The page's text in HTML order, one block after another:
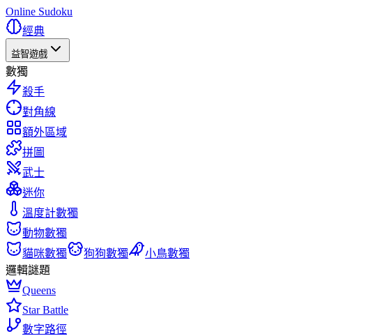
Online Sudoku
經典
益智遊戲
數獨
殺手
對角線
額外區域
拼圖
武士
迷你
溫度計數獨
動物數獨
貓咪數獨
狗狗數獨
小鳥數獨
邏輯謎題
Queens
Star Battle
數字路徑